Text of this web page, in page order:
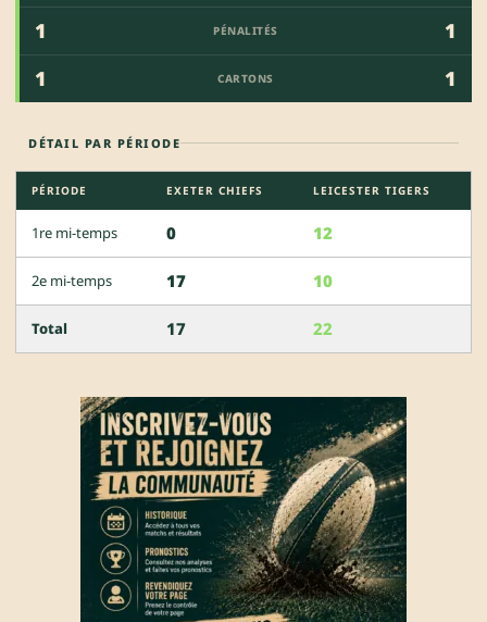
1
PÉNALITÉS
1
1
CARTONS 1
DÉTAIL PAR PÉRIODE
PÉRIODE EXETER CHIEFS LEICESTER TIGERS
1re mi-temps 0 12
2e mi-temps 17 10
Total 17 22